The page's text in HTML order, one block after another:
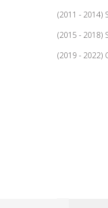
(2011 - 2014)
(2015 - 2018)
(2019 - 2022)